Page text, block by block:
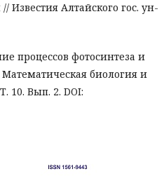
Алтайского гос. ун-
процессов фотосинтеза и
биология и
10. Вып. 2. DOI: